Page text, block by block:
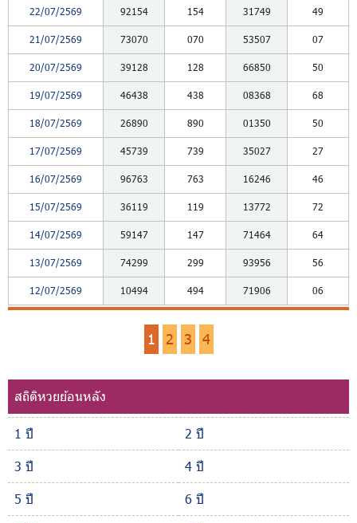
22/07/2569 92154 154 31749 49
21/07/2569 73070 070 53507 07
20/07/2569 39128 128 66850 50
19/07/2569 46438 438 08368 68
18/07/2569 26890 890 01350 50
17/07/2569 45739 739 35027 27
16/07/2569 96763 763 16246 46
15/07/2569 36119 119 13772 72
14/07/2569 59147 147 71464 64
13/07/2569 74299 299 93956 56
12/07/2569 10494 494 71906 06
1 2 3 4
สถิติหวยย้อนหลัง
1 ปี
2 ปี
3 ปี
4 ปี
5 ปี
6 ปี